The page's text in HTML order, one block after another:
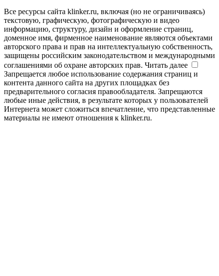
Все ресурсы сайта klinker.ru, включая (но не ограничиваясь)
текстовую, графическую, фотографическую и видео
информацию, структуру, дизайн и оформление страниц,
доменное имя, фирменное наименование являются объектами
авторского права и прав на интеллектуальную собственность,
защищены российским законодательством и международными
соглашениями об охране авторских прав. Читать далее
Запрещается любое использование содержания страниц и
контента данного сайта на других площадках без
предварительного согласия правообладателя. Запрещаются
любые иные действия, в результате которых у пользователей
Интернета может сложиться впечатление, что представленные
материалы не имеют отношения к klinker.ru.